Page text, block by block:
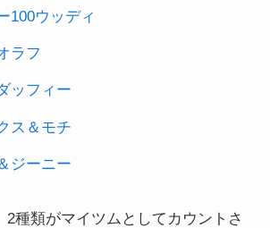
100ウッディ
ラフ
ッフィー
ス＆モチ
ジーニー
2種類がマイツムとしてカウントさ